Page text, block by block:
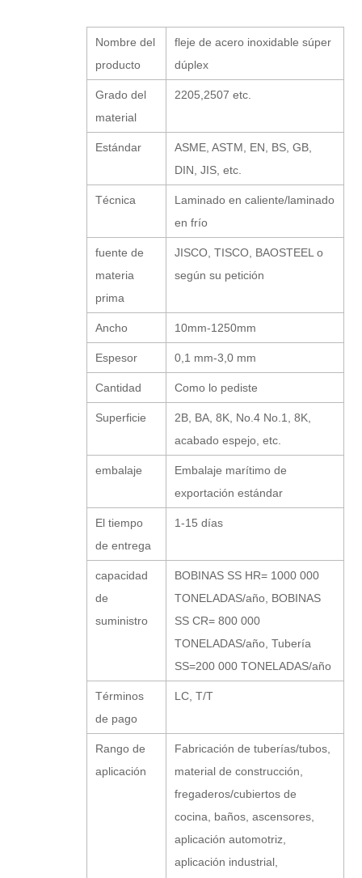
Nombre del
producto
fleje de acero inoxidable súper
dúplex
Grado del
material
2205,2507 etc.
Estándar
ASME, ASTM, EN, BS, GB,
DIN, JIS, etc.
Técnica
Laminado en caliente/laminado
en frío
fuente de
materia
prima
JISCO, TISCO, BAOSTEEL o
según su petición
Ancho 10mm-1250mm
Espesor 0,1 mm-3,0 mm
Cantidad Como lo pediste
Superficie
2B, BA, 8K, No.4 No.1, 8K,
acabado espejo, etc.
embalaje
Embalaje marítimo de
exportación estándar
El tiempo
de entrega
1-15 días
capacidad
de
suministro
BOBINAS SS HR= 1000 000
TONELADAS/año, BOBINAS
SS CR= 800 000
TONELADAS/año, Tubería
SS=200 000 TONELADAS/año
Términos
de pago
LC, T/T
Rango de
aplicación
Fabricación de tuberías/tubos,
material de construcción,
fregaderos/cubiertos de
cocina, baños, ascensores,
aplicación automotriz,
aplicación industrial,